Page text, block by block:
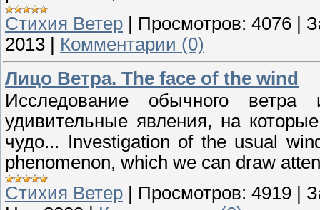
Стихия Ветер
Просмотров: 4076
2013
Комментарии (0)
Лицо Ветра. The face of the wind
Исследование обычного
удивительные явления, на
чудо... Investigation of the usual
phenomenon, which we can draw
Стихия Ветер
Просмотров: 4919